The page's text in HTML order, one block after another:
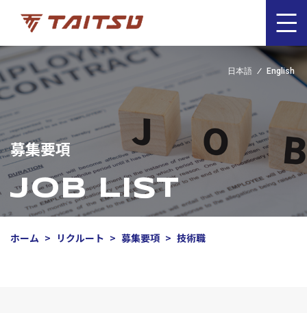
日本語 English
募集要項
Job List
ホーム リクルート 募集要項 技術職